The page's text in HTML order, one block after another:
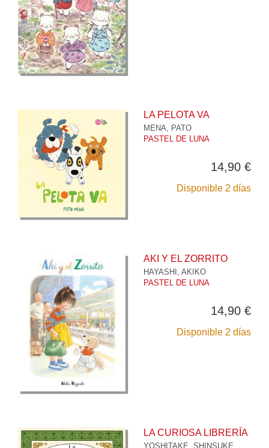
LA PELOTA VA
MENA, PATO
PASTEL DE LUNA
14,90 €
Disponible 2 días
AKI Y EL ZORRITO
HAYASHI, AKIKO
PASTEL DE LUNA
14,90 €
Disponible 2 días
LA CURIOSA LIBRERÍA
YOSHITAKE, SHINSUKE